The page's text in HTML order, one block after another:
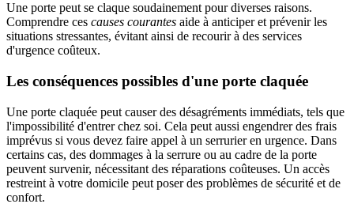
Une porte peut se claque soudainement pour diverses raisons.
Comprendre ces causes courantes aide à anticiper et prévenir les
situations stressantes, évitant ainsi de recourir à des services
d'urgence coûteux.
Les conséquences possibles d'une porte claquée
Une porte claquée peut causer des désagréments immédiats, tels que
l'impossibilité d'entrer chez soi. Cela peut aussi engendrer des frais
imprévus si vous devez faire appel à un serrurier en urgence. Dans
certains cas, des dommages à la serrure ou au cadre de la porte
peuvent survenir, nécessitant des réparations coûteuses. Un accès
restreint à votre domicile peut poser des problèmes de sécurité et de
confort.